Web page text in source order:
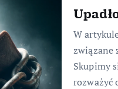
W
związane
Skupimy
rozważyć